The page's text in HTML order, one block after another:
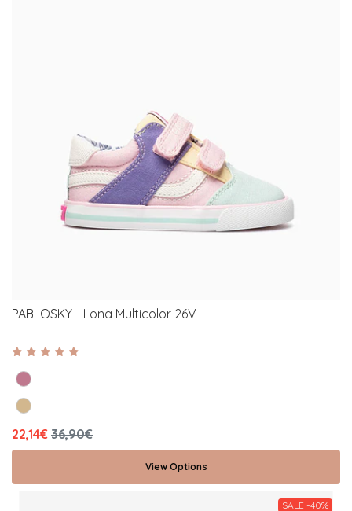
PABLOSKY - Lona Multicolor 26V
22,14€ 36,90€
View Options
SALE -40%